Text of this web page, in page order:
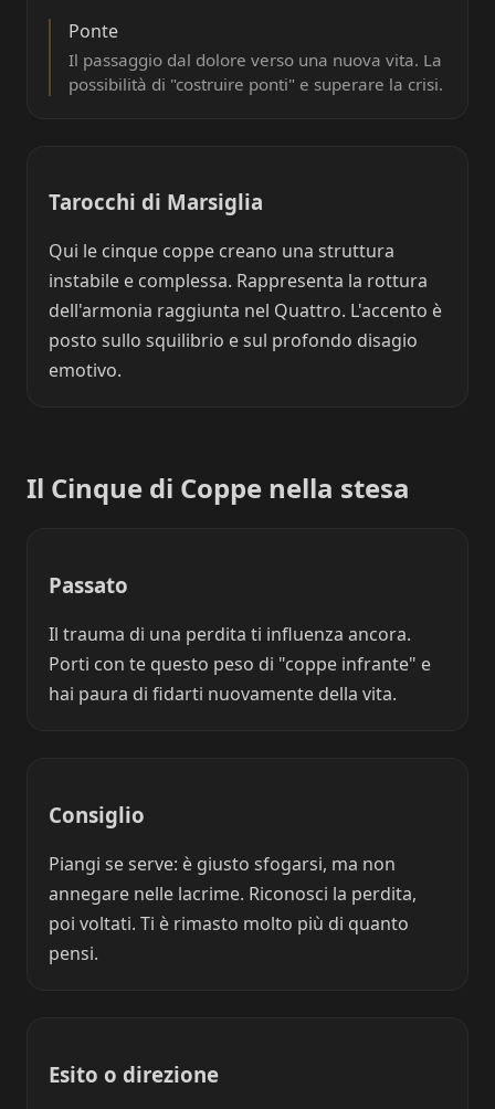
Ponte
Il passaggio dal dolore verso una nuova vita. La
possibilità di "costruire ponti" e superare la crisi.
Tarocchi di Marsiglia
Qui le cinque coppe creano una struttura
instabile e complessa. Rappresenta la rottura
dell'armonia raggiunta nel Quattro. L'accento è
posto sullo squilibrio e sul profondo disagio
emotivo.
Il Cinque di Coppe nella stesa
Passato
Il trauma di una perdita ti influenza ancora.
Porti con te questo peso di "coppe infrante" e
hai paura di fidarti nuovamente della vita.
Consiglio
Piangi se serve: è giusto sfogarsi, ma non
annegare nelle lacrime. Riconosci la perdita,
poi voltati. Ti è rimasto molto più di quanto
pensi.
Esito o direzione